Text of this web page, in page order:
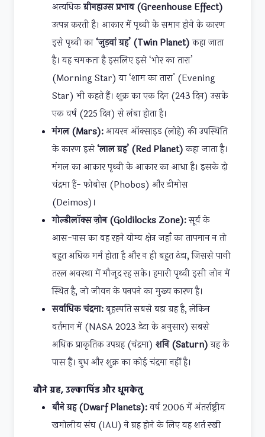
अत्यधिकग्रीनहाउस प्रभाव (Greenhouse Effect)
उत्पन्न करती है। आकार में पृथ्वी के समान होने के कारण
इसे पृथ्वी का‘जुड़वां ग्रह’ (Twin Planet)कहा जाता
है। यह चमकता है इसलिए इसे ‘भोर का तारा’
(Morning Star) या ‘शाम का तारा’ (Evening
Star) भी कहते हैं। शुक्र का एक दिन (243 दिन) उसके
एक वर्ष (225 दिन) से लंबा होता है।
मंगल (Mars):आयरन ऑक्साइड (लोहे) की उपस्थिति
के कारण इसे‘लाल ग्रह’ (Red Planet)कहा जाता है।
मंगल का आकार पृथ्वी के आकार का आधा है। इसके दो
चंद्रमा हैं- फोबोस (Phobos) और डीमोस
(Deimos)।
गोल्डीलॉक्स ज़ोन (Goldilocks Zone):सूर्य के
आस-पास का वह रहने योग्य क्षेत्र जहाँ का तापमान न तो
बहुत अधिक गर्म होता है और न ही बहुत ठंडा, जिससे पानी
तरल अवस्था में मौजूद रह सके। हमारी पृथ्वी इसी ज़ोन में
स्थित है, जो जीवन के पनपने का मुख्य कारण है।
सर्वाधिक चंद्रमा:बृहस्पति सबसे बड़ा ग्रह है, लेकिन
वर्तमान में (NASA 2023 डेटा के अनुसार) सबसे
अधिक प्राकृतिक उपग्रह (चंद्रमा) शनि (Saturn)ग्रह के
पास हैं। बुध और शुक्र का कोई चंद्रमा नहीं है।
बौने ग्रह, उल्कापिंड और धूमकेतु
बौने ग्रह (Dwarf Planets):वर्ष 2006 में अंतर्राष्ट्रीय
खगोलीय संघ (IAU) ने ग्रह होने के लिए यह शर्त रखी